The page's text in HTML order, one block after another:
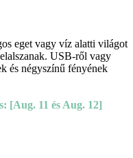
eget vagy víz alatti világot
USB-ről vagy
és négyszínű fényének
[Aug. 11 és Aug. 12]